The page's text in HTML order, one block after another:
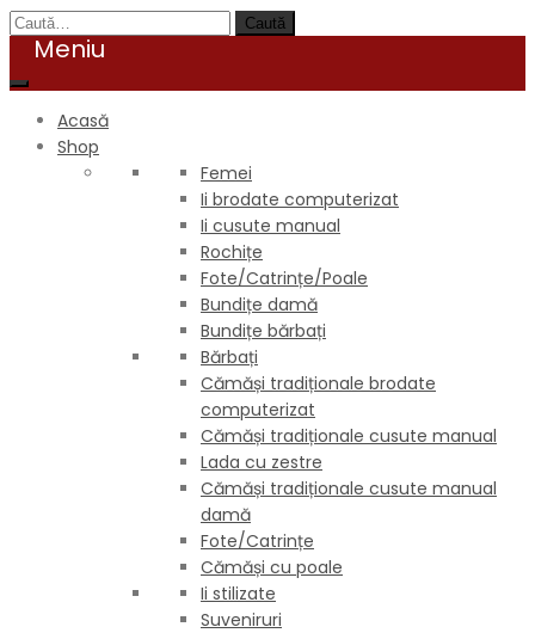
Caută
Acasă
Shop
Femei
Ii brodate computerizat
Ii cusute manual
Rochițe
Fote/Catrințe/Poale
Bundițe damă
Bundițe bărbați
Bărbați
Cămăși tradiționale brodate
computerizat
Cămăși tradiționale cusute manual
Lada cu zestre
Cămăși tradiționale cusute manual
damă
Fote/Catrințe
Cămăși cu poale
Ii stilizate
Suveniruri